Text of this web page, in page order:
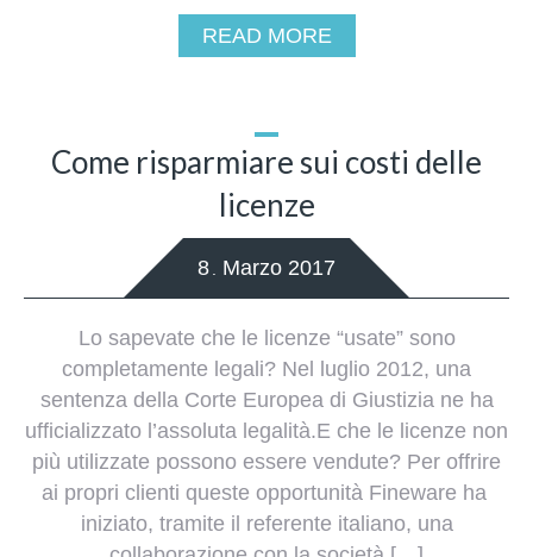
READ MORE
Come risparmiare sui costi delle
licenze
8 Marzo 2017
Lo sapevate che le licenze “usate” sono
completamente legali? Nel luglio 2012, una
sentenza della Corte Europea di Giustizia ne ha
ufficializzato l’assoluta legalità.E che le licenze non
più utilizzate possono essere vendute? Per offrire
ai propri clienti queste opportunità Fineware ha
iniziato, tramite il referente italiano, una